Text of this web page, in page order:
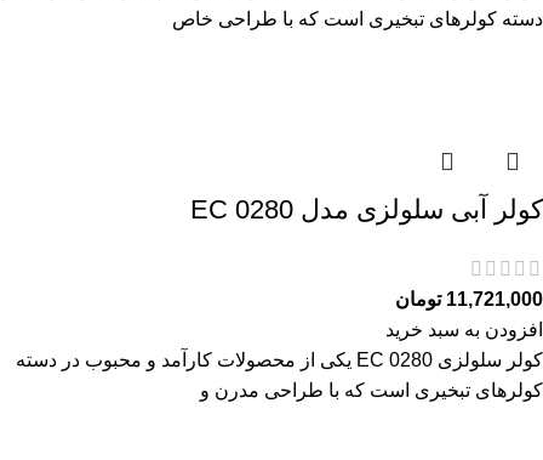
دسته کولرهای تبخیری است که با طراحی خاص
کولر آبی سلولزی مدل EC 0280
11,721,000 تومان
افزودن به سبد خرید
کولر سلولزی EC 0280 یکی از محصولات کارآمد و محبوب در دسته
کولرهای تبخیری است که با طراحی مدرن و